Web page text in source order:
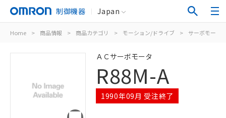
制御機器 Japan
Home > 商品情報 > 商品カテゴリ > モーション/ドライブ > サーボモータ/
ＡＣサーボモータ
R88M-A
1990年09月 受注終了